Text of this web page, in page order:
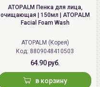
ATOPALM Пенка для лица,
очищающая | 150мл | ATOPALM
Facial Foam Wash
ATOPALM (Корея)
Код: 8809048410503
64.90 руб.
в корзину